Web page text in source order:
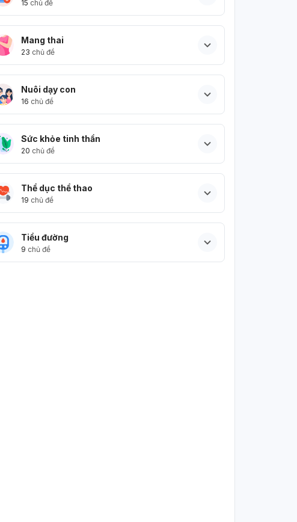
15 chủ đề
Mang thai
23 chủ đề
Nuôi dạy con
16 chủ đề
Sức khỏe tinh thần
20 chủ đề
Thể dục thể thao
19 chủ đề
Tiểu đường
9 chủ đề